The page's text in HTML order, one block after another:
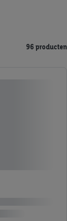
96 producten